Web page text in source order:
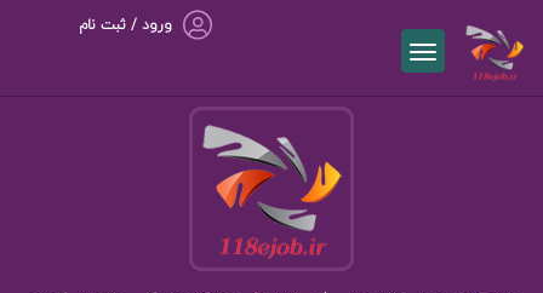
ورود / ثبت نام